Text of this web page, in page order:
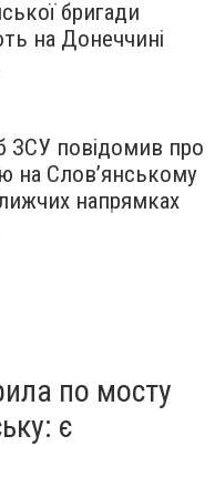
бригади
на Донеччині
ЗСУ повідомив про
на Слов’янському
напрямках
7 серпня
по мосту
є